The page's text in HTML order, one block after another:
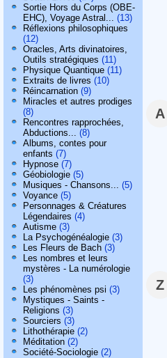
Sortie Hors du Corps (OBE-
EHC), Voyage Astral... (13)
Réflexions philosophiques
(12)
Oracles, Arts divinatoires,
Outils stratégiques (11)
Physique Quantique (11)
Extraits de livres (10)
Réincarnation (9)
Miracles et autres prodiges
(8)
Rencontres rapprochées,
Abductions... (8)
Albums, contes pour
enfants (7)
Hypnose (7)
Géobiologie (5)
Musiques - Chansons... (5)
Voyance (5)
Personnages & Créatures
Légendaires (4)
Autisme (3)
La Psychogénéalogie (3)
Les Fleurs de Bach (3)
Les nombres et leurs
mystères - La numérologie
(3)
Les phénomènes psi (3)
Mystiques - Saints -
Religions (3)
Sourciers (3)
Lithothérapie (2)
Méditation (2)
Société-Sociologie (2)
A
Z